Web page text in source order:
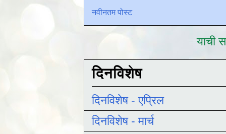
नवीनतम पोस्ट
याची
दिनविशेष
दिनविशेष - एप्रिल
दिनविशेष - मार्च